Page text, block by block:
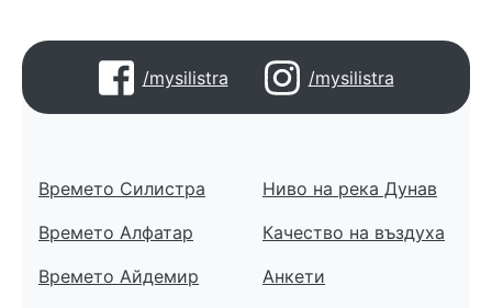
/mysilistra /mysilistra
Времето Силистра
Времето Алфатар
Времето Айдемир
Ниво на река Дунав
Качество на въздуха
Анкети